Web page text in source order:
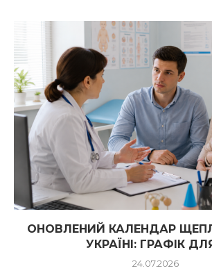
ОНОВЛЕНИЙ КАЛЕНДАР
УКРАЇНІ: ГРАФІК
24.07.2026